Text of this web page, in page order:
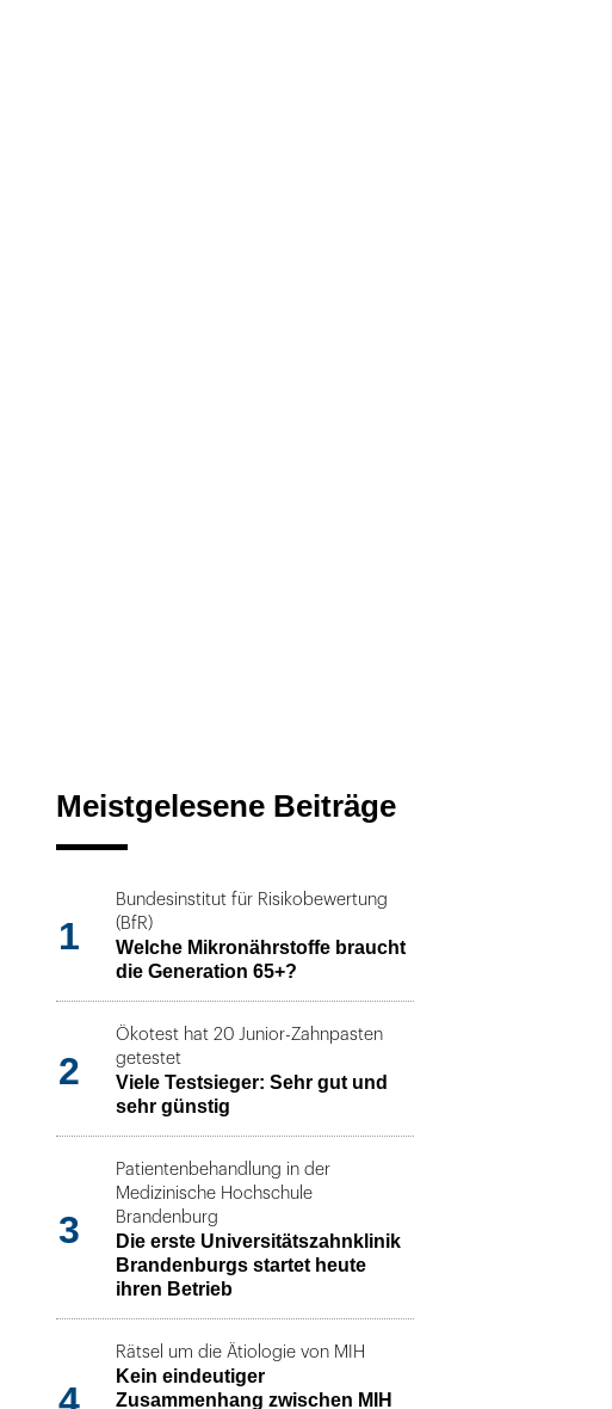
Meistgelesene Beiträge
1
Bundesinstitut für Risikobewertung
(BfR)
Welche Mikronährstoffe braucht
die Generation 65+?
2
Ökotest hat 20 Junior-Zahnpasten
getestet
Viele Testsieger: Sehr gut und
sehr günstig
3
Patientenbehandlung in der
Medizinische Hochschule
Brandenburg
Die erste Universitätszahnklinik
Brandenburgs startet heute
ihren Betrieb
4
Rätsel um die Ätiologie von MIH
Kein eindeutiger
Zusammenhang zwischen MIH